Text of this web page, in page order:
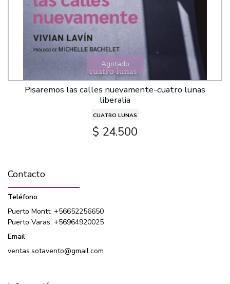
Agotado
Pisaremos las calles nuevamente-cuatro lunas
liberalia
CUATRO LUNAS
$ 24.500
Contacto
Teléfono
Puerto Montt: +56652256650
Puerto Varas: +56964920025
Email
ventas.sotavento@gmail.com